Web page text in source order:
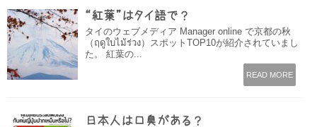
“紅葉”はタイ語で？
タイのウェブメディア Manager online で京都の秋
（ฤดูใบไม้ร่วง）スポットTOP10が紹介されていまし
た。 紅葉の...
READ MORE
日本人は口臭がある？